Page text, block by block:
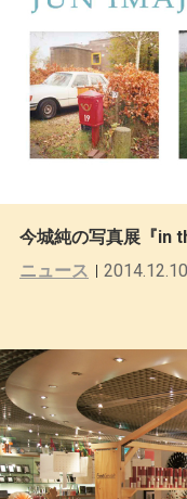
今城純の写真展『in
ニュース
2014.12.10